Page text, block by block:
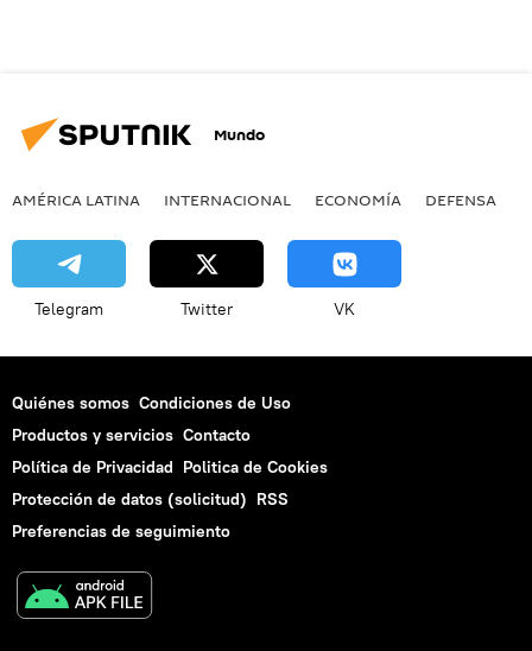
Mundo
AMÉRICA LATINA INTERNACIONAL ECONOMÍA DEFENSA
Telegram Twitter VK
Quiénes somos Condiciones de Uso
Productos y servicios Contacto
Política de Privacidad Politica de Cookies
Protección de datos (solicitud) RSS
Preferencias de seguimiento